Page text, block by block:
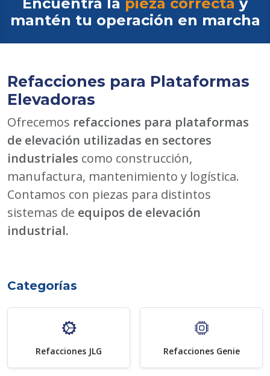
mantén tu operación en marcha
Refacciones para Plataformas
Elevadoras
Ofrecemos refacciones para plataformas
de elevación utilizadas en sectores
industriales como construcción,
manufactura, mantenimiento y logística.
Contamos con piezas para distintos
sistemas de equipos de elevación
industrial.
Categorías
Refacciones JLG Refacciones Genie